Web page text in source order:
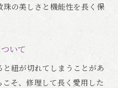
の美しさと機能性を長く保
いて
紐が切れてしまうことがあ
こそ、修理して長く愛用した